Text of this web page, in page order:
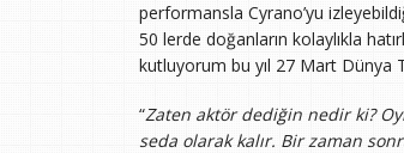
performansla Cyrano’yu
50 lerde doğanların kolaylıkla
kutluyorum bu yıl 27 Mart Dünya
“Zaten aktör dediğin nedir ki?
seda olarak kalır. Bir zaman